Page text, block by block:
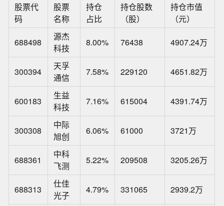
股票代
码
股票
名称
持仓
占比
持仓股数
（股）
持仓市值
（元）
688498
源杰
科技
8.00% 76438 4907.24万
300394
天孚
通信
7.58% 229120 4651.82万
600183
生益
科技
7.16% 615004 4391.74万
300308
中际
旭创
6.06% 61000 3721万
688361
中科
飞测
5.22% 209508 3205.26万
688313
仕佳
光子
4.79% 331065 2939.2万